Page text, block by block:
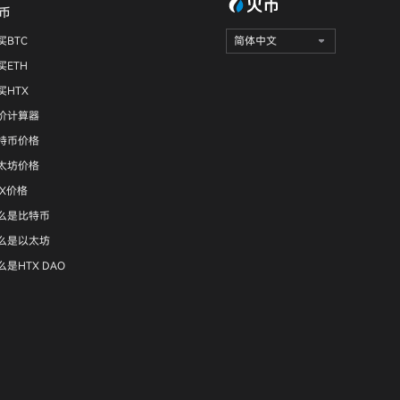
BTC
ETH
HTX
计算器
币价格
坊价格
价格
是比特币
是以太坊
是HTX DAO
简体中文